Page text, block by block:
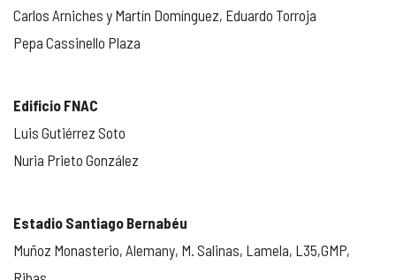
Carlos Arniches y Martín Domínguez, Eduardo Torroja
Pepa Cassinello Plaza
Edificio FNAC
Luis Gutiérrez Soto
Nuria Prieto González
Estadio Santiago Bernabéu
Muñoz Monasterio, Alemany, M. Salinas, Lamela, L35,GMP,